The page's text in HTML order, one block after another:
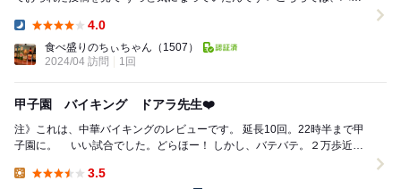
4.0
食べ盛りのちぃちゃん （1507）
2024/04 訪問
1回
甲子園 バイキング ドアラ先生❤️
注》これは、中華バイキングのレビューです。 延長10回。22時半まで甲
子園に。 いい試合でした。どらほー！ しかし、バテバテ。２万歩近く
3.5